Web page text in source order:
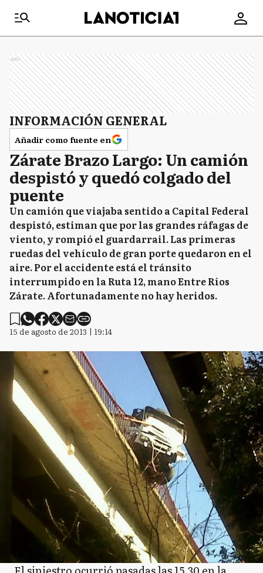
Ads
INFORMACIÓN GENERAL
Añadir como fuente en
Zárate Brazo Largo: Un camión
despistó y quedó colgado del
puente
Un camión que viajaba sentido a Capital Federal
despistó, estiman que por las grandes ráfagas de
viento, y rompió el guardarrail. Las primeras
ruedas del vehículo de gran porte quedaron en el
aire. Por el accidente está el tránsito
interrumpido en la Ruta 12, mano Entre Ríos
Zárate. Afortunadamente no hay heridos.
15 de agosto de 2013 | 19:14